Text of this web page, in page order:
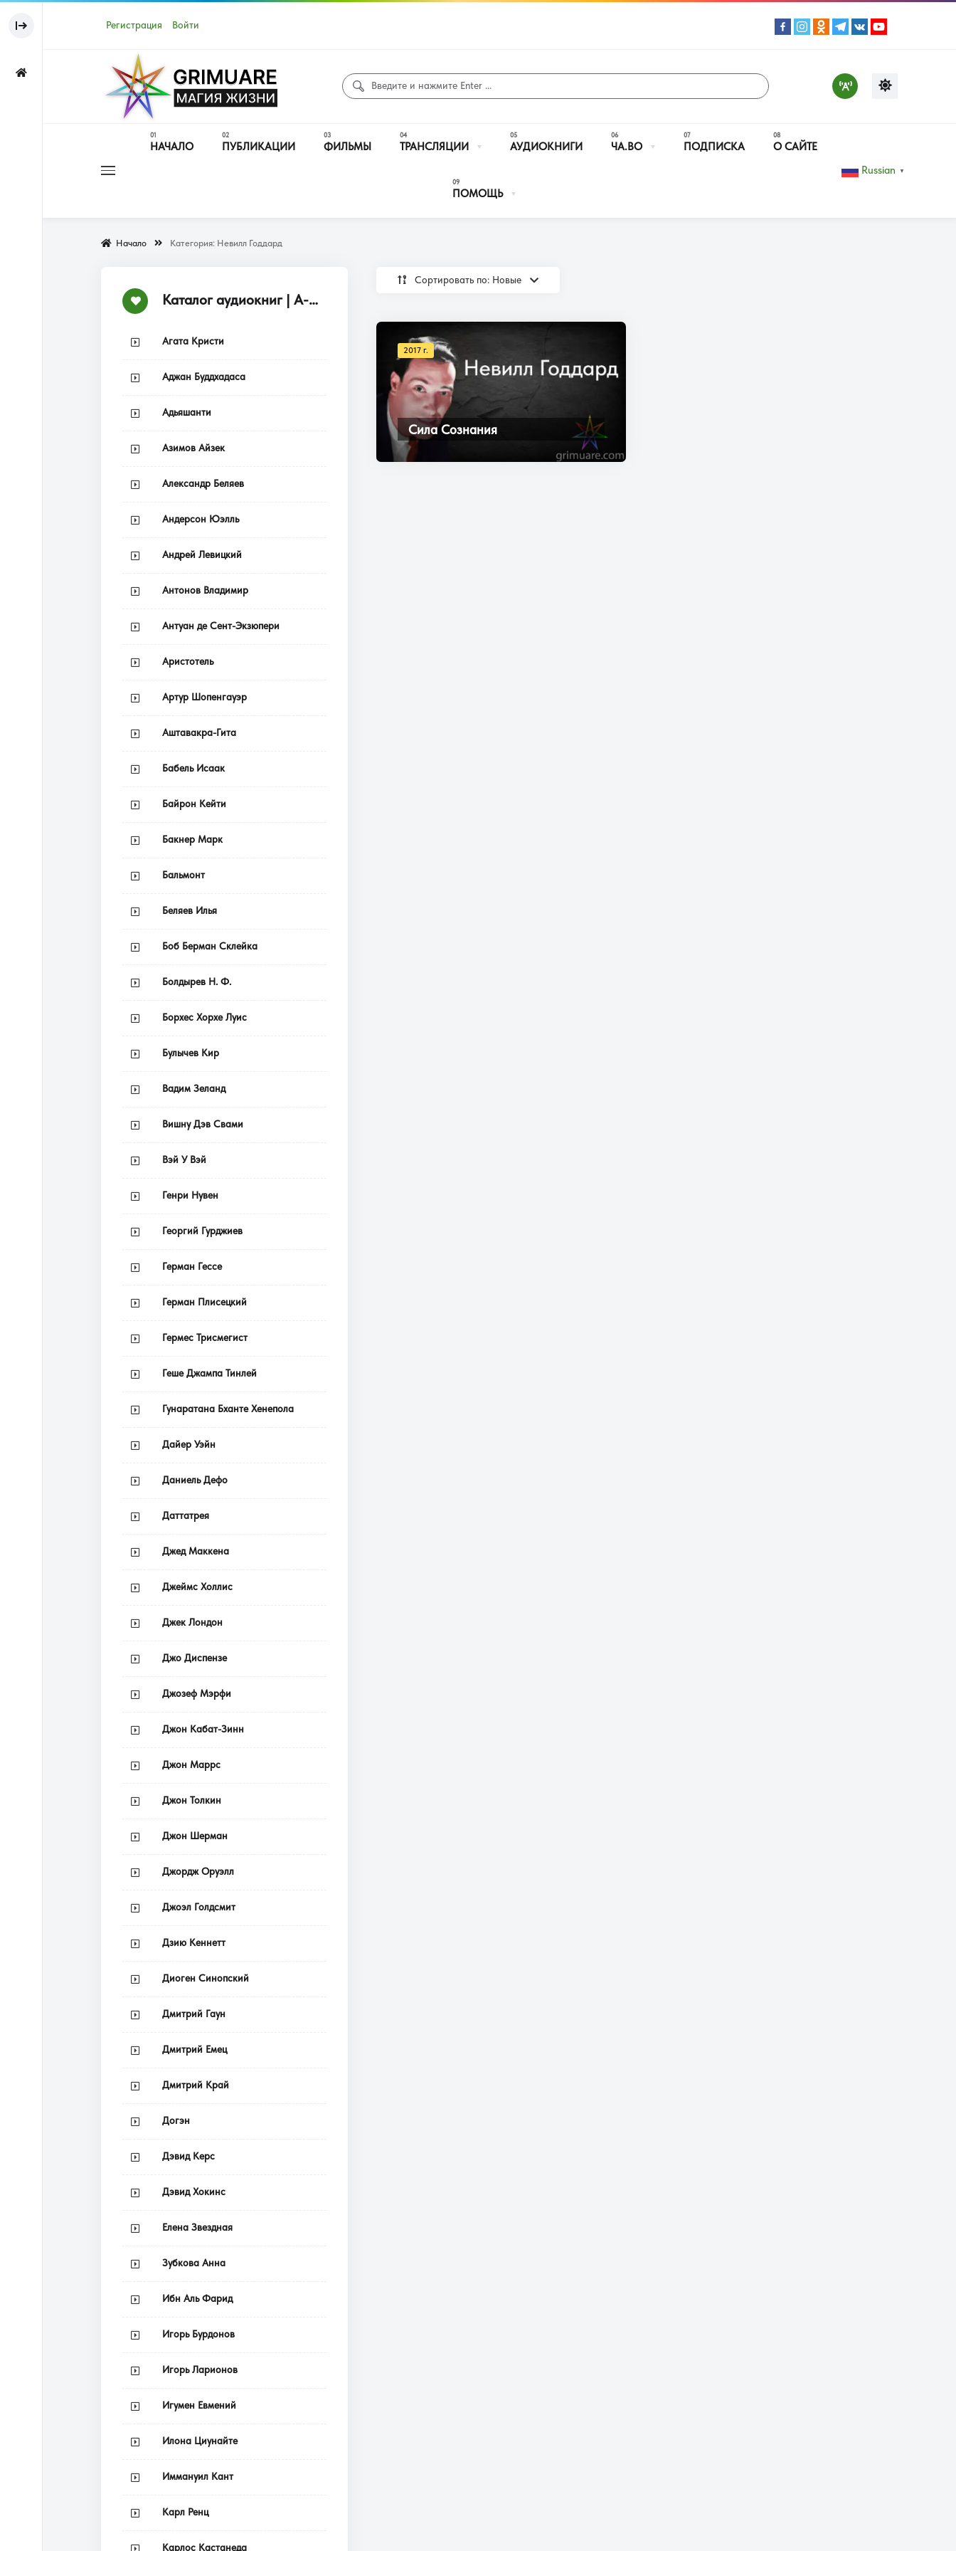
Регистрация Войти
НАЧАЛО ПУБЛИКАЦИИ ФИЛЬМЫ ТРАНСЛЯЦИИ АУДИОКНИГИ ЧА.ВО ПОДПИСКА О САЙТЕ
ПОМОЩЬ
Russian ▼
Начало Категория: Невилл Годдард
Сортировать по: Новые
2017 г.
Сила Сознания
Каталог аудиокниг | А-Я
Агата Кристи
Аджан Буддхадаса
Адьяшанти
Азимов Айзек
Александр Беляев
Андерсон Юэлль
Андрей Левицкий
Антонов Владимир
Антуан де Сент-Экзюпери
Аристотель
Артур Шопенгауэр
Аштавакра-Гита
Бабель Исаак
Байрон Кейти
Бакнер Марк
Бальмонт
Беляев Илья
Боб Берман Склейка
Болдырев Н. Ф.
Борхес Хорхе Луис
Булычев Кир
Вадим Зеланд
Вишну Дэв Свами
Вэй У Вэй
Генри Нувен
Георгий Гурджиев
Герман Гессе
Герман Плисецкий
Гермес Трисмегист
Геше Джампа Тинлей
Гунаратана Бханте Хенепола
Дайер Уэйн
Даниель Дефо
Даттатрея
Джед Маккена
Джеймс Холлис
Джек Лондон
Джо Диспензе
Джозеф Мэрфи
Джон Кабат-Зинн
Джон Маррс
Джон Толкин
Джон Шерман
Джордж Оруэлл
Джоэл Голдсмит
Дзию Кеннетт
Диоген Синопский
Дмитрий Гаун
Дмитрий Емец
Дмитрий Край
Догэн
Дэвид Керс
Дэвид Хокинс
Елена Звездная
Зубкова Анна
Ибн Аль Фарид
Игорь Бурдонов
Игорь Ларионов
Игумен Евмений
Илона Циунайте
Иммануил Кант
Карл Ренц
Карлос Кастанеда